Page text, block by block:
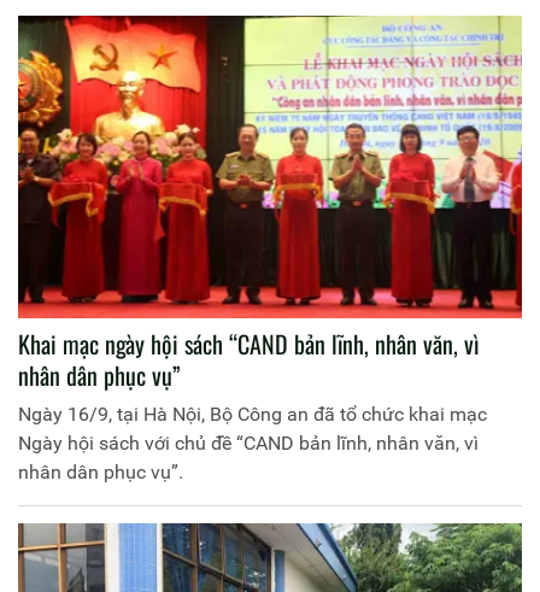
Khai mạc ngày hội sách “CAND bản lĩnh, nhân văn, vì
nhân dân phục vụ”
Ngày 16/9, tại Hà Nội, Bộ Công an đã tổ chức khai mạc
Ngày hội sách với chủ đề “CAND bản lĩnh, nhân văn, vì
nhân dân phục vụ”.